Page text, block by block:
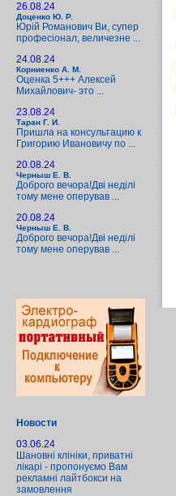
26.08.24
Доценко Ю. Р.
Юрій Романович Ви, супер
професіонал, величезне ...
24.08.24
Корниенко А. М.
Оценка 5+++ Алексей
Михайлович- это ...
23.08.24
Таран Г. И.
Пришла на консультацию к
Григорию Ивановичу по ...
20.08.24
Черныш Е. В.
Доброго вечора!Дві неділі
тому мене оперував ...
20.08.24
Черныш Е. В.
Доброго вечора!Дві неділі
тому мене оперував ...
Новости
03.06.24
Шановні клініки, приватні
лікарі - пропонуємо Вам
рекламні лайтбокси на
замовлення